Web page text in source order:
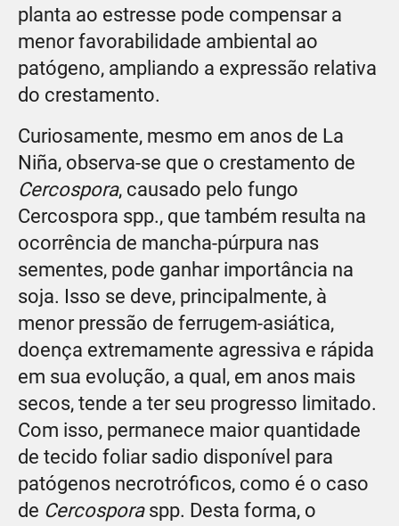
planta ao estresse pode compensar a
menor favorabilidade ambiental ao
patógeno, ampliando a expressão relativa
do crestamento.
Curiosamente, mesmo em anos de La
Niña, observa-se que o crestamento de
Cercospora, causado pelo fungo
Cercospora spp., que também resulta na
ocorrência de mancha-púrpura nas
sementes, pode ganhar importância na
soja. Isso se deve, principalmente, à
menor pressão de ferrugem-asiática,
doença extremamente agressiva e rápida
em sua evolução, a qual, em anos mais
secos, tende a ter seu progresso limitado.
Com isso, permanece maior quantidade
de tecido foliar sadio disponível para
patógenos necrotróficos, como é o caso
de Cercosporaspp. Desta forma, o